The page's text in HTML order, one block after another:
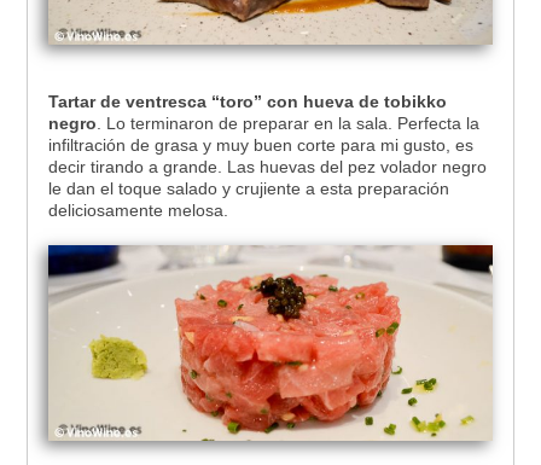
Tartar de ventresca “toro” con hueva de tobikko
negro. Lo terminaron de preparar en la sala. Perfecta la
infiltración de grasa y muy buen corte para mi gusto, es
decir tirando a grande. Las huevas del pez volador negro
le dan el toque salado y crujiente a esta preparación
deliciosamente melosa.